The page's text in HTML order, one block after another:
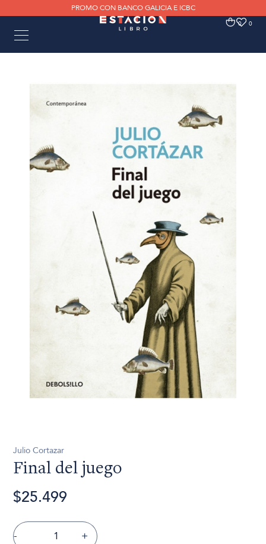
PROMO CON BANCO GALICIA E ICBC
0 0
Julio Cortazar
Final del juego
$25.499
- +